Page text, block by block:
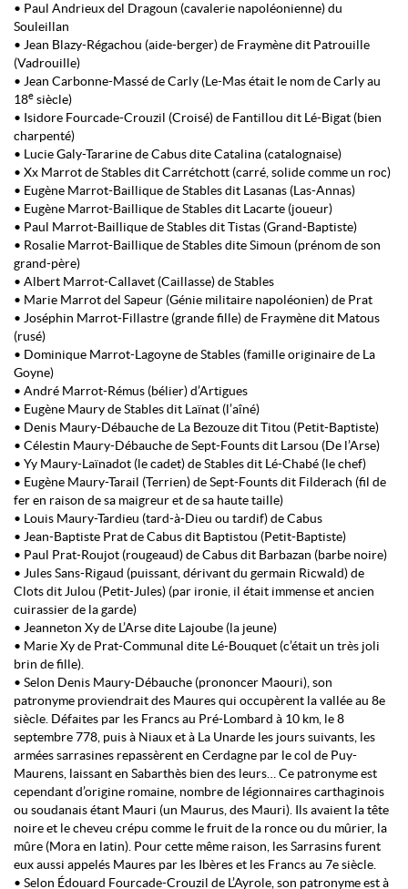
• Paul Andrieux del Dragoun (cavalerie napoléonienne) du
Souleillan
• Jean Blazy-Régachou (aide-berger) de Fraymène dit Patrouille
(Vadrouille)
• Jean Carbonne-Massé de Carly (Le-Mas était le nom de Carly au
18e siècle)
• Isidore Fourcade-Crouzil (Croisé) de Fantillou dit Lé-Bigat (bien
charpenté)
• Lucie Galy-Tararine de Cabus dite Catalina (catalognaise)
• Xx Marrot de Stables dit Carrétchott (carré, solide comme un roc)
• Eugène Marrot-Baillique de Stables dit Lasanas (Las-Annas)
• Eugène Marrot-Baillique de Stables dit Lacarte (joueur)
• Paul Marrot-Baillique de Stables dit Tistas (Grand-Baptiste)
• Rosalie Marrot-Baillique de Stables dite Simoun (prénom de son
grand-père)
• Albert Marrot-Callavet (Caillasse) de Stables
• Marie Marrot del Sapeur (Génie militaire napoléonien) de Prat
• Joséphin Marrot-Fillastre (grande fille) de Fraymène dit Matous
(rusé)
• Dominique Marrot-Lagoyne de Stables (famille originaire de La
Goyne)
• André Marrot-Rémus (bélier) d’Artigues
• Eugène Maury de Stables dit Laïnat (l’aîné)
• Denis Maury-Débauche de La Bezouze dit Titou (Petit-Baptiste)
• Célestin Maury-Débauche de Sept-Founts dit Larsou (De l’Arse)
• Yy Maury-Laïnadot (le cadet) de Stables dit Lé-Chabé (le chef)
• Eugène Maury-Tarail (Terrien) de Sept-Founts dit Filderach (fil de
fer en raison de sa maigreur et de sa haute taille)
• Louis Maury-Tardieu (tard-à-Dieu ou tardif) de Cabus
• Jean-Baptiste Prat de Cabus dit Baptistou (Petit-Baptiste)
• Paul Prat-Roujot (rougeaud) de Cabus dit Barbazan (barbe noire)
• Jules Sans-Rigaud (puissant, dérivant du germain Ricwald) de
Clots dit Julou (Petit-Jules) (par ironie, il était immense et ancien
cuirassier de la garde)
• Jeanneton Xy de L’Arse dite Lajoube (la jeune)
• Marie Xy de Prat-Communal dite Lé-Bouquet (c’était un très joli
brin de fille).
• Selon Denis Maury-Débauche (prononcer Maouri), son
patronyme proviendrait des Maures qui occupèrent la vallée au 8e
siècle. Défaites par les Francs au Pré-Lombard à 10 km, le 8
septembre 778, puis à Niaux et à La Unarde les jours suivants, les
armées sarrasines repassèrent en Cerdagne par le col de Puy-
Maurens, laissant en Sabarthès bien des leurs… Ce patronyme est
cependant d’origine romaine, nombre de légionnaires carthaginois
ou soudanais étant Mauri (un Maurus, des Mauri). Ils avaient la tête
noire et le cheveu crépu comme le fruit de la ronce ou du mûrier, la
mûre (Mora en latin). Pour cette même raison, les Sarrasins furent
eux aussi appelés Maures par les Ibères et les Francs au 7e siècle.
• Selon Édouard Fourcade-Crouzil de L’Ayrole, son patronyme est à